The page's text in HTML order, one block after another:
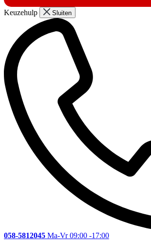
Keuzehulp Sluiten
058-5812045 Ma-Vr 09:00 -17:00